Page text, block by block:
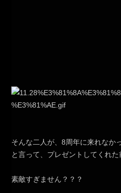
そんな二人が、8周年に来れなか
と言って、プレゼントしてくれた
素敵すぎません？？？